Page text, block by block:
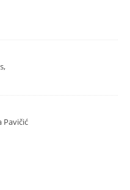
Pavičić